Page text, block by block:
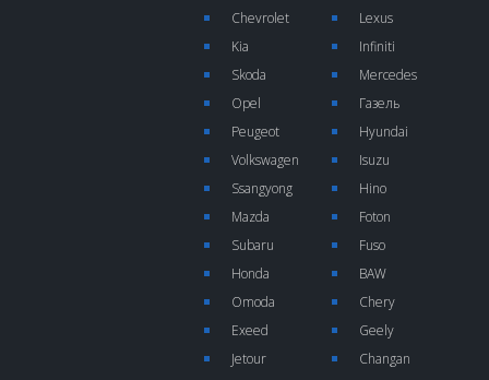
Chevrolet
Kia
Skoda
Opel
Peugeot
Volkswagen
Ssangyong
Mazda
Subaru
Honda
Omoda
Exeed
Jetour
Lexus
Infiniti
Mercedes
Газель
Hyundai
Isuzu
Hino
Foton
Fuso
BAW
Chery
Geely
Changan